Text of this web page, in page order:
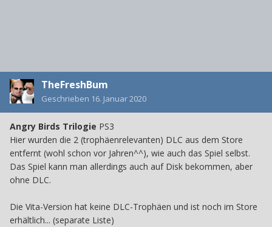
TheFreshBum
Geschrieben 16. Januar 2020
Angry Birds Trilogie PS3
Hier wurden die 2 (trophäenrelevanten) DLC aus dem Store
entfernt (wohl schon vor Jahren^^), wie auch das Spiel selbst.
Das Spiel kann man allerdings auch auf Disk bekommen, aber
ohne DLC.
Die Vita-Version hat keine DLC-Trophäen und ist noch im Store
erhältlich... (separate Liste)